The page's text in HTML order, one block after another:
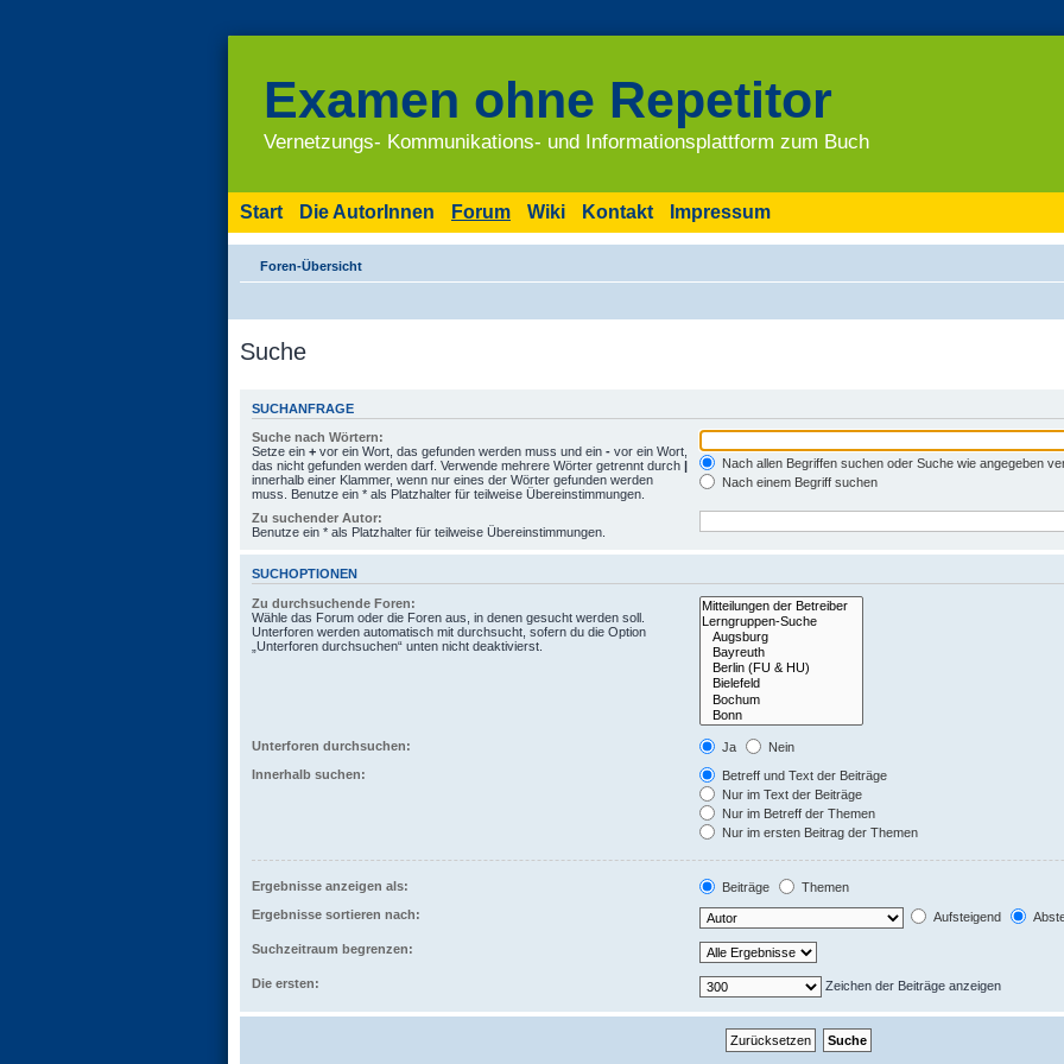
Examen ohne Repetitor
Vernetzungs- Kommunikations- und Informationsplattform zum Buch
Start Die AutorInnen Forum Wiki Kontakt Impressum
Foren-Übersicht
Suche
SUCHANFRAGE
Suche nach Wörtern:
Setze ein + vor ein Wort, das gefunden werden muss und ein - vor ein Wort,
das nicht gefunden werden darf. Verwende mehrere Wörter getrennt durch |
innerhalb einer Klammer, wenn nur eines der Wörter gefunden werden
muss. Benutze ein * als Platzhalter für teilweise Übereinstimmungen.
Nach allen Begriffen suchen oder Suche wie angegeben
Nach einem Begriff suchen
Zu suchender Autor:
Benutze ein * als Platzhalter für teilweise Übereinstimmungen.
SUCHOPTIONEN
Zu durchsuchende Foren:
Wähle das Forum oder die Foren aus, in denen gesucht werden soll.
Unterforen werden automatisch mit durchsucht, sofern du die Option
„Unterforen durchsuchen“ unten nicht deaktivierst.
Unterforen durchsuchen: Ja
Nein
Innerhalb suchen:
Betreff und Text der Beiträge
Nur im Text der Beiträge
Nur im Betreff der Themen
Nur im ersten Beitrag der Themen
Ergebnisse anzeigen als: Beiträge
Themen
Ergebnisse sortieren nach:
Aufsteigend
Suchzeitraum begrenzen:
Die ersten: Zeichen der Beiträge anzeigen